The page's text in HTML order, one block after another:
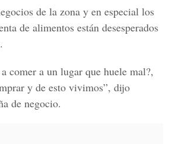
de la zona y en especial los
de alimentos están desesperados
comer a un lugar que huele mal?,
y de esto vivimos”, dijo
de negocio.